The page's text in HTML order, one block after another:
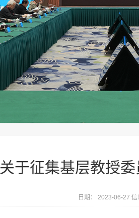
关于征集基层教授
日期： 2023-06-27